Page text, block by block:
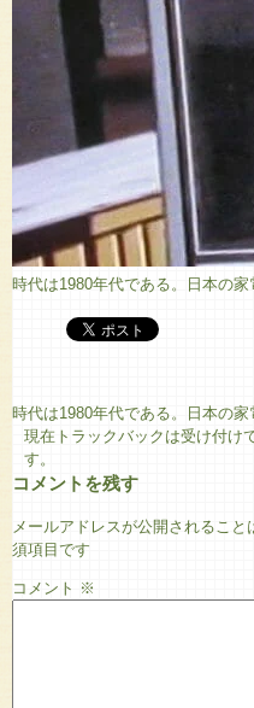
時代は1980年代である。日本の
時代は1980年代である。日本の
現在トラックバックは受け付け
す。
コメントを残す
メールアドレスが公開されること
須項目です
コメント ※